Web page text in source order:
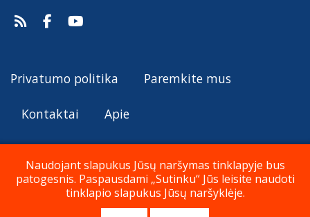
Privatumo politika Paremkite mus
Kontaktai Apie
© Katalikų Tradicija 2019 - 2026
Naudojant slapukus Jūsų naršymas tinklapyje bus
patogesnis. Paspausdami „Sutinku“ Jūs leisite naudoti
tinklapio slapukus Jūsų naršyklėje.